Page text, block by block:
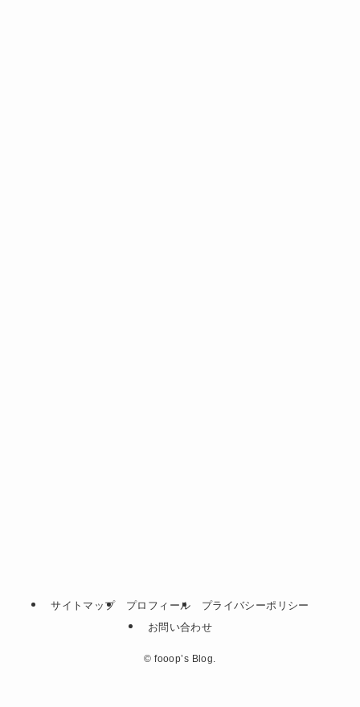
サイトマップ プロフィール
プライバシーポリシー
お問い合わせ
© fooop’s Blog.